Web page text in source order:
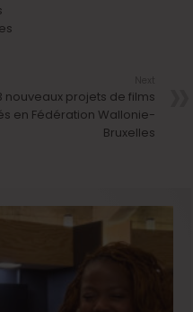
nouveaux projets de films
en Fédération Wallonie-
Bruxelles